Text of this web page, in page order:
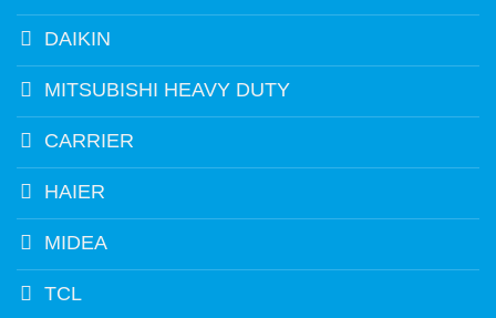
DAIKIN
MITSUBISHI HEAVY DUTY
CARRIER
HAIER
MIDEA
TCL